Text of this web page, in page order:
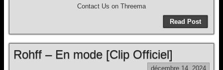
Contact Us on Threema
Read Post
Rohff – En mode [Clip Officiel]
décembre 14, 2024